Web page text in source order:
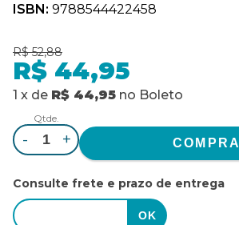
ISBN: 9788544422458
R$ 52,88
R$ 44,95
1 x de R$ 44,95 no Boleto
Qtde.
- +
Consulte frete e prazo de entrega